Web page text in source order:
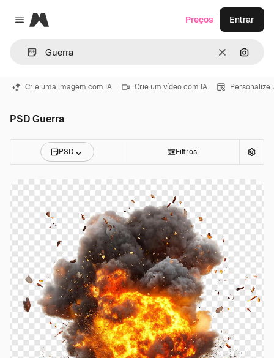
Close menu
Magnific
Limpar
Preços Entrar
Crie uma imagem com IA Crie um vídeo com IA Personalize
PSD Guerra
PSD Filtros